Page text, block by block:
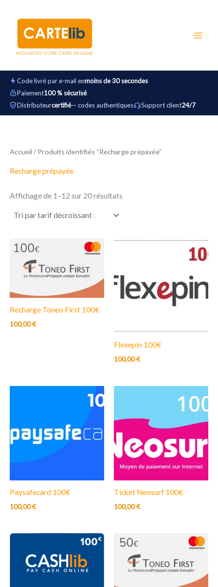
contenu
Code livré par e-mail enmoins de 30 secondes
Paiement100 % sécurisé
Distributeurcertifié— codes authentiques Support client24/7
Accueil / Produits identifiés “Recharge prépayée”
Recharge prépayée
Affichage de 1–12 sur 20 résultats
Recharge Toneo First 100€
100,00€
Flexepin 100€
100,00€
Paysafecard 100€
100,00€
Ticket Neosurf 100€
100,00€